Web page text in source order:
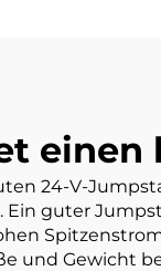
24-V-
Ein guter
und Gewicht